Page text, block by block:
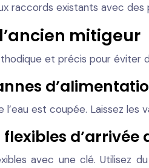
raccords existants avec
mitigeur
et précis pour éviter
l’eau est coupée. Laissez les
d’arrivée
avec une clé. Utilisez